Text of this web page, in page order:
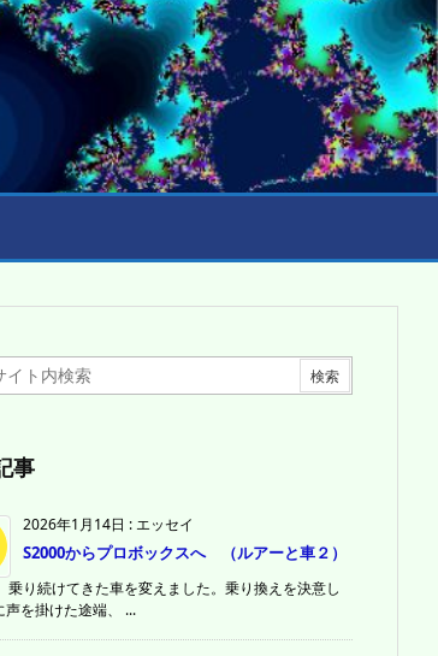
事
2026年1月14日 :エッセイ
S2000からプロボックスへ （ルアーと車２）
乗り続けてきた車を変えました。乗り換えを決意し
声を掛けた途端、 ...